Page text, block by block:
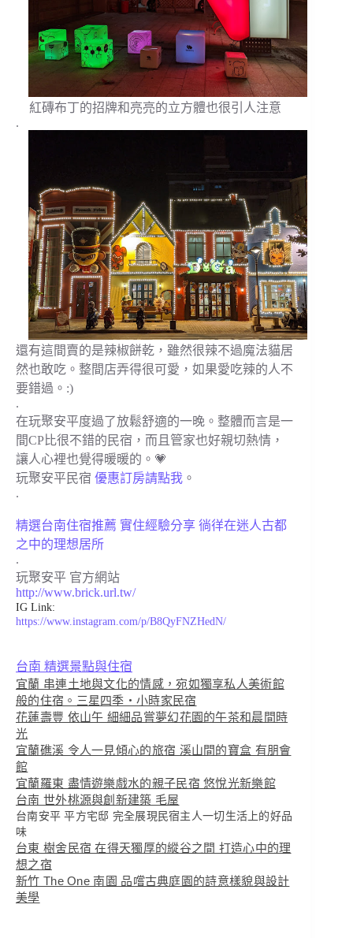
紅磚布丁的招牌和亮亮的立方體也很引人注意
.
還有這間賣的是辣椒餅乾，雖然很辣不過魔法貓居
然也敢吃。整間店弄得很可愛，如果愛吃辣的人不
要錯過。:)
.
在玩聚安平度過了放鬆舒適的一晚。整體而言是一
間CP比很不錯的民宿，而且管家也好親切熱情，
讓人心裡也覺得暖暖的。💗
玩聚安平民宿 優惠訂房請點我 。
.
精選台南住宿推薦 實住經驗分享 徜徉在迷人古都
之中的理想居所
.
玩聚安平 官方網站
http://www.brick.url.tw/
IG Link:
https://www.instagram.com/p/B8QyFNZHedN/
台南 精選景點與住宿
宜蘭 串連土地與文化的情感，宛如獨享私人美術館
般的住宿。三星四季・小時家民宿
花蓮壽豐 依山午 細細品嘗夢幻花園的午茶和晨間時
光
宜蘭礁溪 令人一見傾心的旅宿 溪山間的寶盒 有朋會
館
宜蘭羅東 盡情遊樂戲水的親子民宿 悠悅光新樂館
台南 世外桃源與創新建築 毛屋
台南安平 平方宅邸 完全展現民宿主人一切生活上的好品
味
台東 樹舍民宿 在得天獨厚的縱谷之間 打造心中的理
想之宿
新竹 The One 南園 品嚐古典庭園的詩意樣貌與設計
美學